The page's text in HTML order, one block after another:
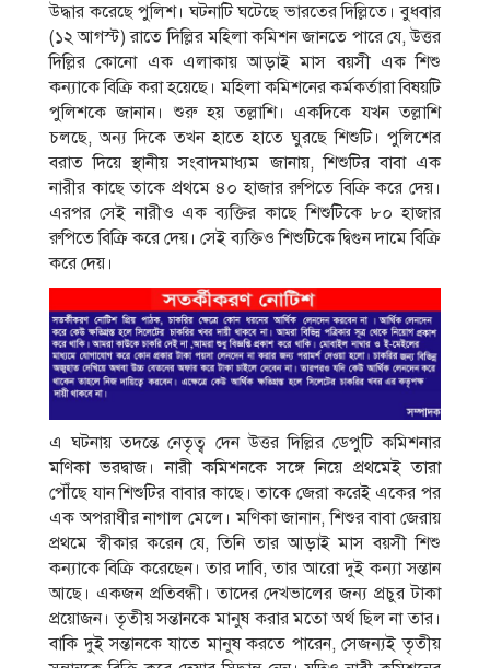
উদ্ধার করেছে পুলিশ। ঘটনাটি ঘটেছে ভারতের দিল্লিতে। বুধবার
(১২ আগস্ট) রাতে দিল্লির মহিলা কমিশন জানতে পারে যে, উত্তর
দিল্লির কোনো এক এলাকায় আড়াই মাস বয়সী এক শিশু
কন্যাকে বিক্রি করা হয়েছে। মহিলা কমিশনের কর্মকর্তারা বিষয়টি
পুলিশকে জানান। শুরু হয় তল্লাশি। একদিকে যখন তল্লাশি
চলছে, অন্য দিকে তখন হাতে হাতে ঘুরছে শিশুটি। পুলিশের
বরাত দিয়ে স্থানীয় সংবাদমাধ্যম জানায়, শিশুটির বাবা এক
নারীর কাছে তাকে প্রথমে ৪০ হাজার রুপিতে বিক্রি করে দেয়।
এরপর সেই নারীও এক ব্যক্তির কাছে শিশুটিকে ৮০ হাজার
রুপিতে বিক্রি করে দেয়। সেই ব্যক্তিও শিশুটিকে দ্বিগুন দামে বিক্রি
করে দেয়।
এ ঘটনায় তদন্তে নেতৃত্ব দেন উত্তর দিল্লির ডেপুটি কমিশনার
মণিকা ভরদ্বাজ। নারী কমিশনকে সঙ্গে নিয়ে প্রথমেই তারা
পৌঁছে যান শিশুটির বাবার কাছে। তাকে জেরা করেই একের পর
এক অপরাধীর নাগাল মেলে। মণিকা জানান, শিশুর বাবা জেরায়
প্রথমে স্বীকার করেন যে, তিনি তার আড়াই মাস বয়সী শিশু
কন্যাকে বিক্রি করেছেন। তার দাবি, তার আরো দুই কন্যা সন্তান
আছে। একজন প্রতিবন্ধী। তাদের দেখভালের জন্য প্রচুর টাকা
প্রয়োজন। তৃতীয় সন্তানকে মানুষ করার মতো অর্থ ছিল না তার।
বাকি দুই সন্তানকে যাতে মানুষ করতে পারেন, সেজন্যই তৃতীয়